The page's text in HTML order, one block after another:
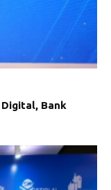
Digital, Bank